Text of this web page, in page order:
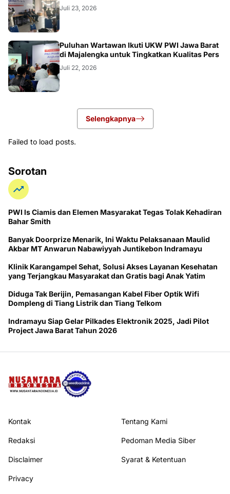
Juli 23, 2026
Puluhan Wartawan Ikuti UKW PWI Jawa Barat
di Majalengka untuk Tingkatkan Kualitas Pers
Juli 22, 2026
Selengkapnya
Failed to load posts.
Sorotan
PWI ls Ciamis dan Elemen Masyarakat Tegas Tolak Kehadiran
Bahar Smith
Banyak Doorprize Menarik, Ini Waktu Pelaksanaan Maulid
Akbar MT Anwarun Nabawiyyah Juntikebon Indramayu
Klinik Karangampel Sehat, Solusi Akses Layanan Kesehatan
yang Terjangkau Masyarakat dan Gratis bagi Anak Yatim
Diduga Tak Berijin, Pemasangan Kabel Fiber Optik Wifi
Dompleng di Tiang Listrik dan Tiang Telkom
Indramayu Siap Gelar Pilkades Elektronik 2025, Jadi Pilot
Project Jawa Barat Tahun 2026
Kontak Tentang Kami
Redaksi Pedoman Media Siber
Disclaimer Syarat & Ketentuan
Privacy